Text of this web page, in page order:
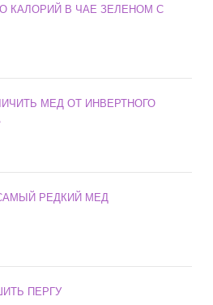
КАЛОРИЙ В ЧАЕ ЗЕЛЕНОМ С
МЕД ОТ ИНВЕРТНОГО
РЕДКИЙ МЕД
ПЕРГУ